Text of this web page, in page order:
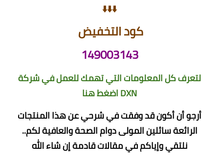
⬇️⬇️⬇️
كود التخفيض
149003143
لتعرف كل المعلومات التي تهمك للعمل في شركة
DXNاضغط هنا
أرجو أن أكون قد وفقت في شرحي عن هذا المنتجات
الرائعة سائلين المولى دوام الصحة والعافية لكم..
نلتقي وإياكم في مقالات قادمة إن شاء الله